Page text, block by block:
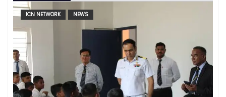
ICN NETWORK NEWS